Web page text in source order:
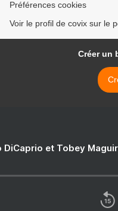
Préférences cookies
Voir le profil de covix sur le
Créer un
DiCaprio et Tobey